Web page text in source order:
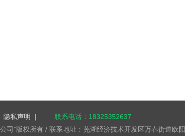
隐私声明 |
联系电话：18325352637
司”版权所有 / 联系地址：芜湖经济技术开发区万春街道欧